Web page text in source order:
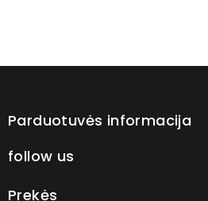
Parduotuvės informacija
follow us
Prekės